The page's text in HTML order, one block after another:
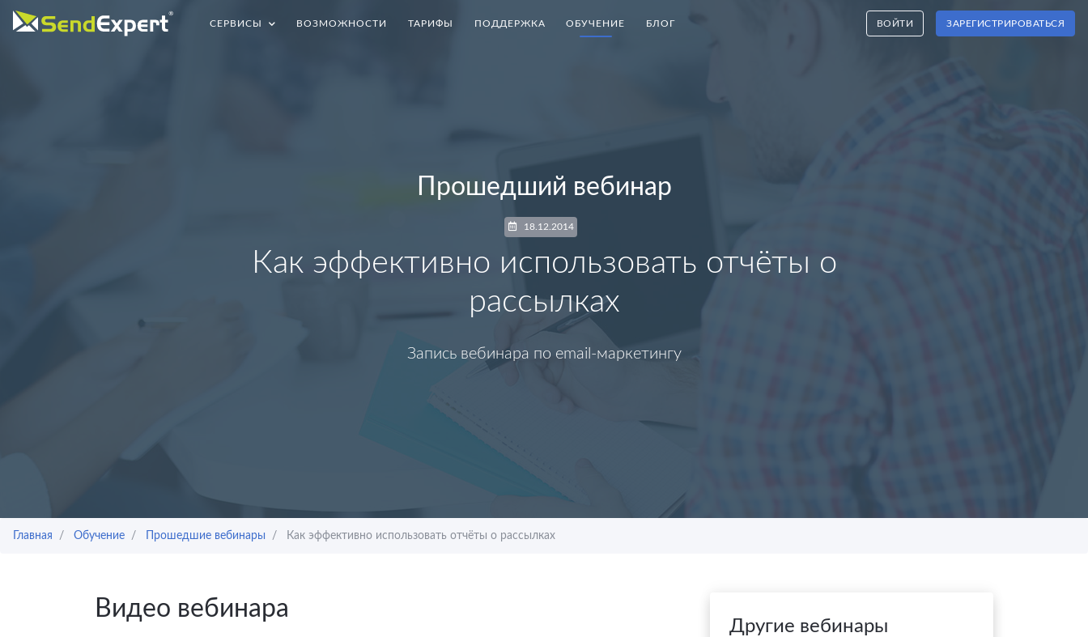
СЕРВИСЫ ВОЗМОЖНОСТИ ТАРИФЫ ПОДДЕРЖКА ОБУЧЕНИЕ БЛОГ ВОЙТИ ЗАРЕГИСТРИРОВАТЬСЯ
Прошедший вебинар
18.12.2014
Как эффективно использовать отчёты о
рассылках
Запись вебинара по email-маркетингу
Главная Обучение Прошедшие вебинары Как эффективно использовать отчёты о рассылках
Видео вебинара
Другие вебинары